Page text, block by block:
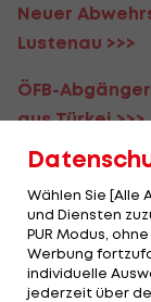
Neuer
Lustenau >>>
ÖFB-
aus Türkei >>>
WAC holt
Sturm Graz:
>>>
Wählen Sie [Alle
und Diensten
PUR Modus,
Werbung
individuelle
jederzeit über